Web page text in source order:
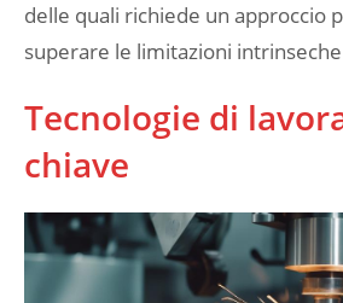
delle quali richiede un approccio
superare le limitazioni
Tecnologie di
chiave